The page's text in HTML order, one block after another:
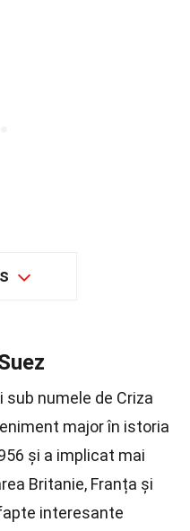
sub numele de Criza
major în istoria
și a implicat mai
Britanie, Franța și
interesante